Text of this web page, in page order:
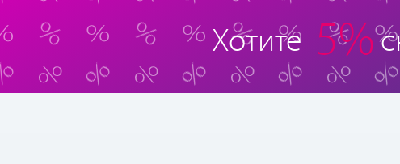
Хотите 5%